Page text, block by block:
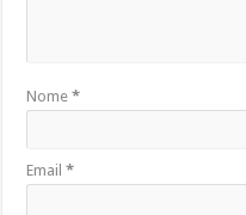
Nome*
Email*